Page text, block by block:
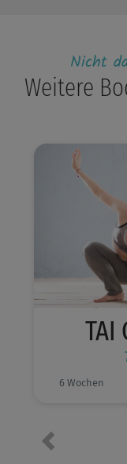
Nicht
Weitere
TAI
6 Wochen
Vorheriges